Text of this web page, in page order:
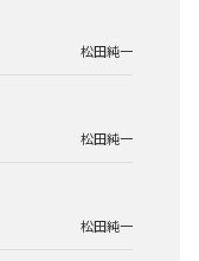
松田純一
松田純一
松田純一